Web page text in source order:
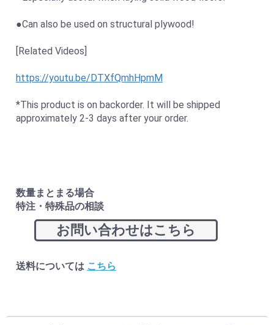
●Can also be used on structural plywood!
[Related Videos]
https://youtu.be/DTXfQmhHpmM
*This product is on backorder. It will be shipped
approximately 2-3 days after your order.
数量まとまる場合
特注・特殊品の相談
お問い合わせはこちら
送料については こちら